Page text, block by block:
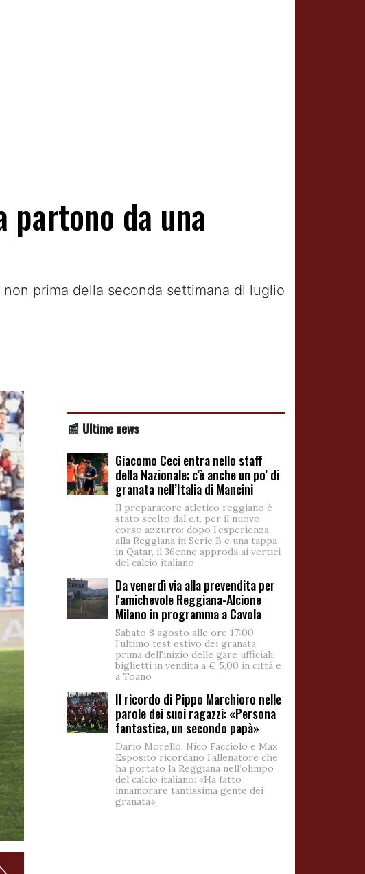
da una
prima della seconda settimana di luglio
📰 Ultime news
Giacomo Ceci entra nello staff
della Nazionale: c’è anche un po’ di
granata nell’Italia di Mancini
Il preparatore atletico reggiano è
stato scelto dal c.t. per il nuovo
corso azzurro: dopo l’esperienza
alla Reggiana in Serie B e una tappa
in Qatar, il 36enne approda ai vertici
del calcio italiano
Da venerdì via alla prevendita per
l'amichevole Reggiana-Alcione
Milano in programma a Cavola
Sabato 8 agosto alle ore 17:00
l'ultimo test estivo dei granata
prima dell'inizio delle gare ufficiali:
biglietti in vendita a € 5,00 in città e
a Toano
Il ricordo di Pippo Marchioro nelle
parole dei suoi ragazzi: «Persona
fantastica, un secondo papà»
Dario Morello, Nico Facciolo e Max
Esposito ricordano l’allenatore che
ha portato la Reggiana nell’olimpo
del calcio italiano: «Ha fatto
innamorare tantissima gente dei
granata»